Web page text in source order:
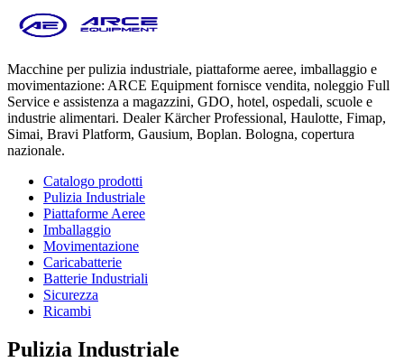
Macchine per pulizia industriale, piattaforme aeree, imballaggio e
movimentazione: ARCE Equipment fornisce vendita, noleggio Full
Service e assistenza a magazzini, GDO, hotel, ospedali, scuole e
industrie alimentari. Dealer Kärcher Professional, Haulotte, Fimap,
Simai, Bravi Platform, Gausium, Boplan. Bologna, copertura
nazionale.
Catalogo prodotti
Pulizia Industriale
Piattaforme Aeree
Imballaggio
Movimentazione
Caricabatterie
Batterie Industriali
Sicurezza
Ricambi
Pulizia Industriale